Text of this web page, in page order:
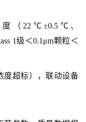
（22℃±0.5℃、
1级＜0.1μm颗粒＜
度超标），联动设备